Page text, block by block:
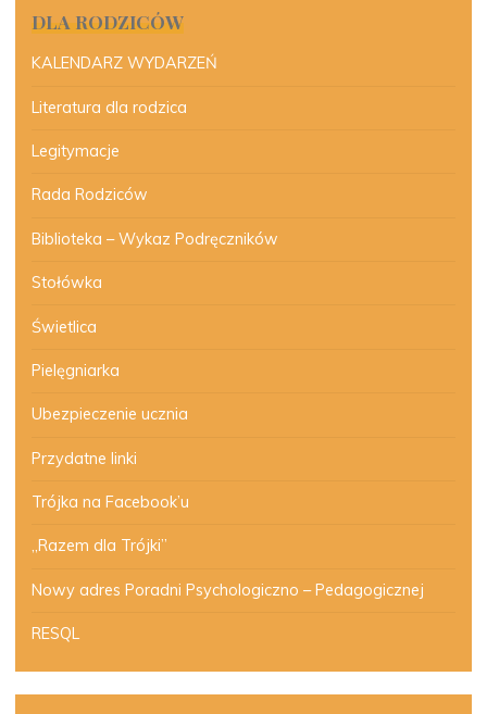
DLA RODZICÓW
KALENDARZ WYDARZEŃ
Literatura dla rodzica
Legitymacje
Rada Rodziców
Biblioteka – Wykaz Podręczników
Stołówka
Świetlica
Pielęgniarka
Ubezpieczenie ucznia
Przydatne linki
Trójka na Facebook’u
„Razem dla Trójki”
Nowy adres Poradni Psychologiczno – Pedagogicznej
RESQL